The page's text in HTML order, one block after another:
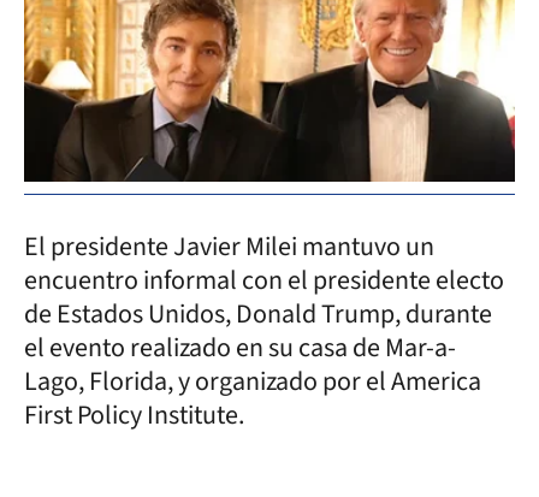
El presidente Javier Milei mantuvo un
encuentro informal con el presidente electo
de Estados Unidos, Donald Trump, durante
el evento realizado en su casa de Mar-a-
Lago, Florida, y organizado por el America
First Policy Institute.